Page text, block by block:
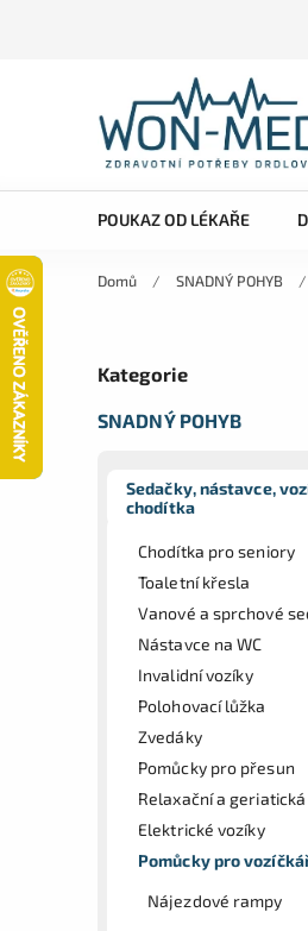
POUKAZ OD LÉKAŘE
Domů / SNADNÝ POHYB /
Kategorie
SNADNÝ POHYB
Sedačky, nástavce,
chodítka
Chodítka pro seniory
Toaletní křesla
Vanové a sprchové
Nástavce na WC
Invalidní vozíky
Polohovací lůžka
Zvedáky
Pomůcky pro přesun
Relaxační a
Elektrické vozíky
Pomůcky pro
Nájezdové rampy